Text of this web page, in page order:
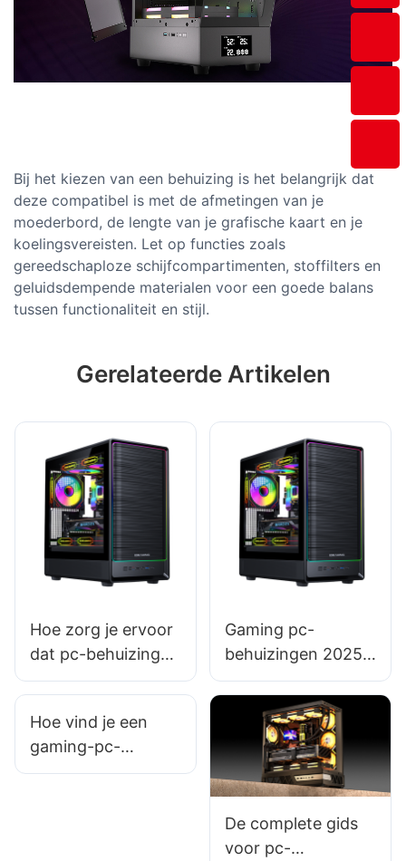
Bij het kiezen van een behuizing is het belangrijk dat
deze compatibel is met de afmetingen van je
moederbord, de lengte van je grafische kaart en je
koelingsvereisten. Let op functies zoals
gereedschaploze schijfcompartimenten, stoffilters en
geluidsdempende materialen voor een goede balans
tussen functionaliteit en stijl.
Gerelateerde Artikelen
Hoe zorg je ervoor
dat pc-behuizingen
er in
mooi uitzien?
Gaming pc-
behuizingen 2025:
zijn behuizingen
van aluminium
beter dan
behuizingen van
staal?
Hoe vind je een
gaming-pc-
behuizing die
De complete gids
voor pc-